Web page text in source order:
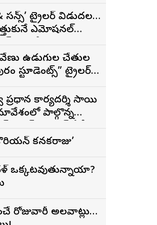
సన్స్’ ట్రైలర్ విడుదల…
ఎమోషనల్
వేణు ఉడుగుల చేతుల
స్టూడెంట్స్” ట్రైలర్
ప్రధాన కార్యదర్శి సాయి
పలు శాఖల
కనకరాజు’
ఒక్కటవుతున్నాయా?
రోజువారీ అలవాట్లు…